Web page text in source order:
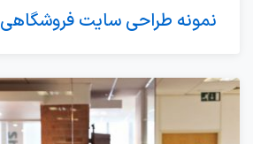
نمونه طراحی سایت فروشگاهی